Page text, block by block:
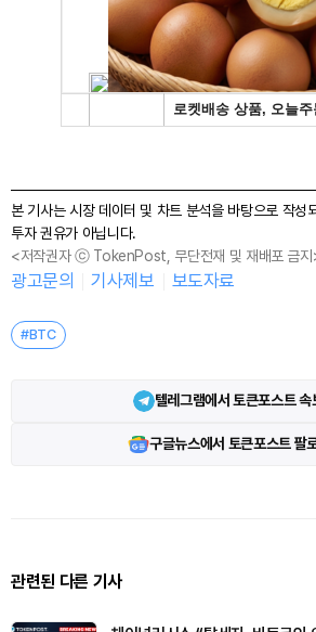
본 기사는 시장 데이터 및 차트 분석을 바탕으로 작성
투자 권유가 아닙니다.
<저작권자 ⓒ TokenPost, 무단전재 및 재배포 금지
광고문의 기사제보 보도자료
#BTC
텔레그램에서 토큰포스트 속
구글뉴스에서 토큰포스트 팔
관련된 다른 기사